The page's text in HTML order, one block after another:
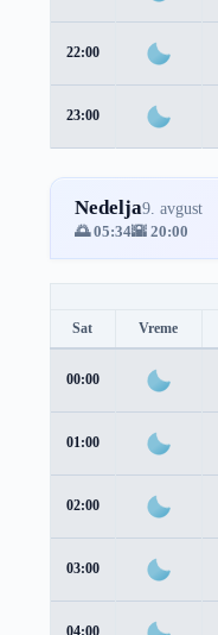
22:00
23:00
Nedelja9. avgust
🌅 05:34🌇 20:00
Sat Vreme
00:00
01:00
02:00
03:00
04:00